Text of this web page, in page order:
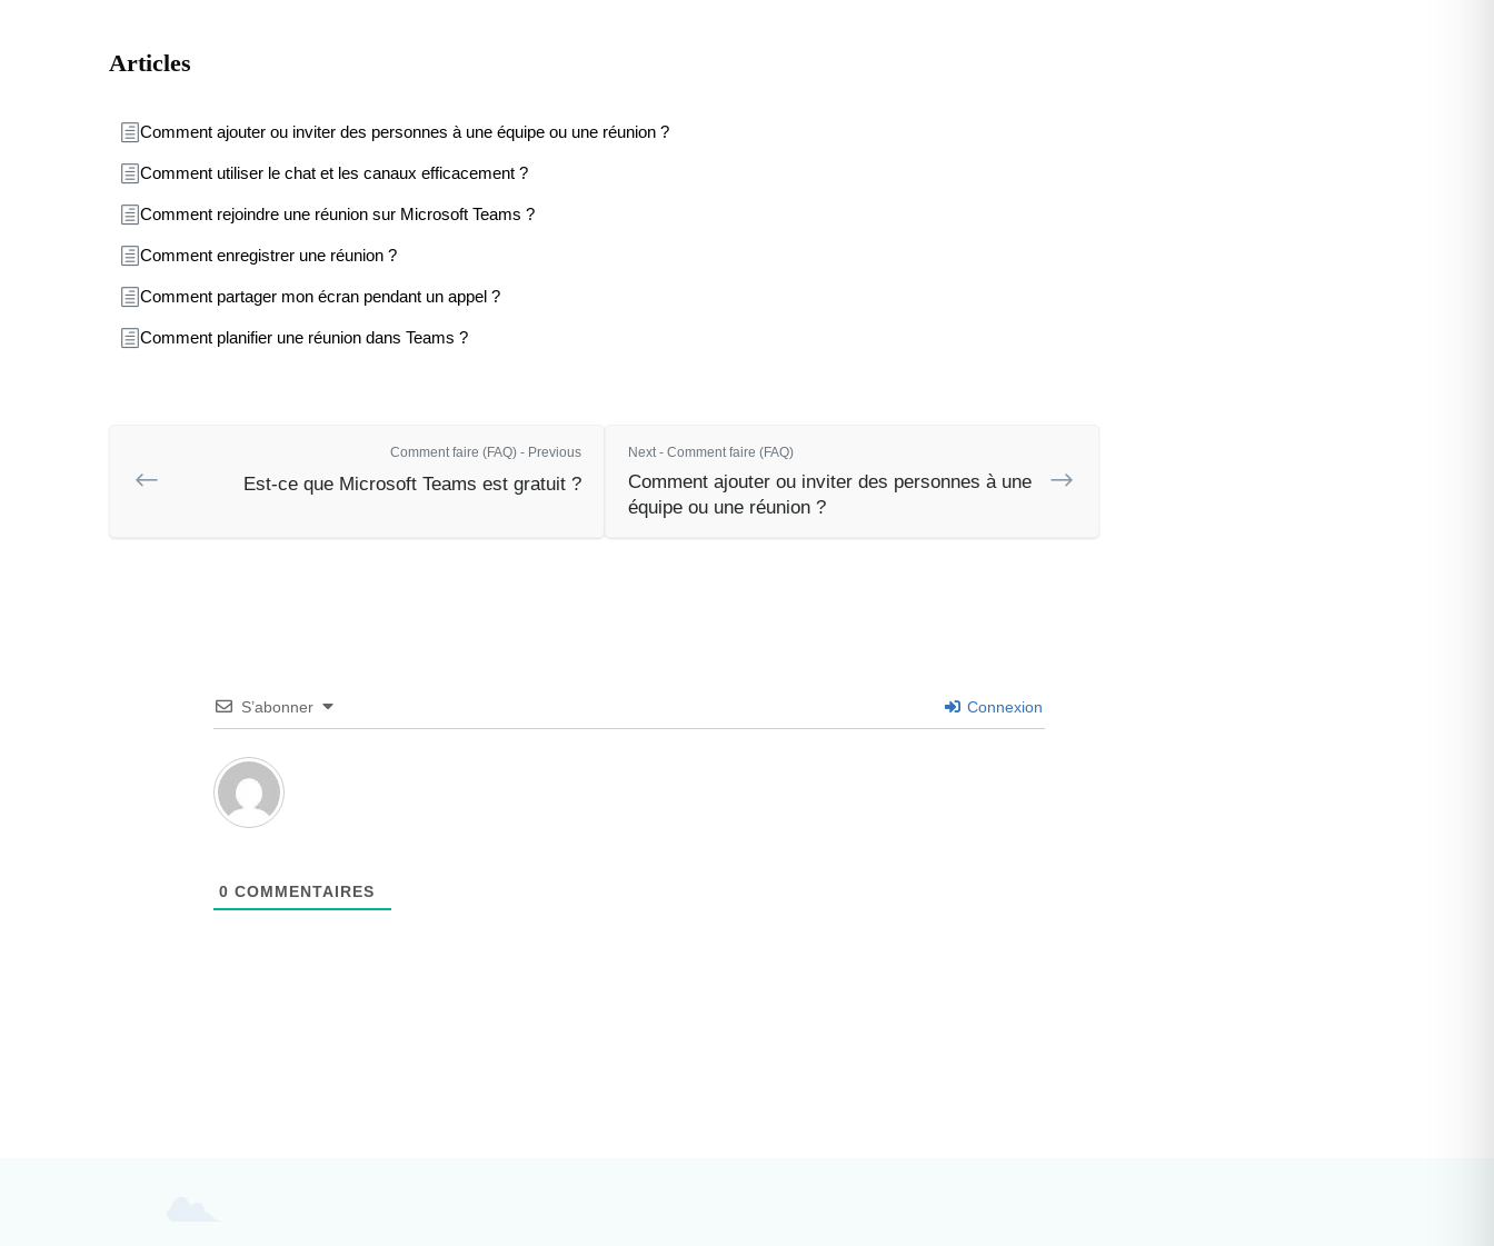
Articles
Comment ajouter ou inviter des personnes à une équipe ou une réunion ?
Comment utiliser le chat et les canaux efficacement ?
Comment rejoindre une réunion sur Microsoft Teams ?
Comment enregistrer une réunion ?
Comment partager mon écran pendant un appel ?
Comment planifier une réunion dans Teams ?
Comment faire (FAQ) - Previous
Est-ce que Microsoft Teams est gratuit ?
Next - Comment faire (FAQ)
Comment ajouter ou inviter des personnes à une
équipe ou une réunion ?
S’abonner Connexion
0 COMMENTAIRES